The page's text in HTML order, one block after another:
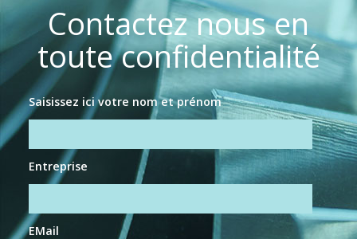
Contactez nous en
toute confidentialité
Saisissez ici votre nom et prénom
Entreprise
EMail